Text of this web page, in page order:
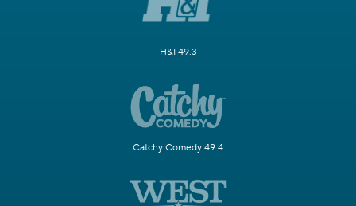
H&I 49.3
Catchy Comedy 49.4